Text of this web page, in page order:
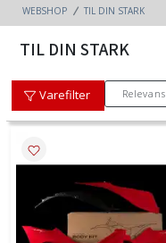
WEBSHOP TIL DIN STARK
TIL DIN STARK
Varefilter Relevans